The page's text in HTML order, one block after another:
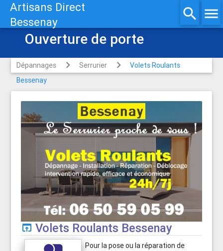
Artisans Direct
Bessenay
search menu
Ouverture de porte
Dépannages Serrurier
Volets Roulants
Bessenay
open_in_browser Volets Roulants Bessenay
Pour la pose ou la réparation de